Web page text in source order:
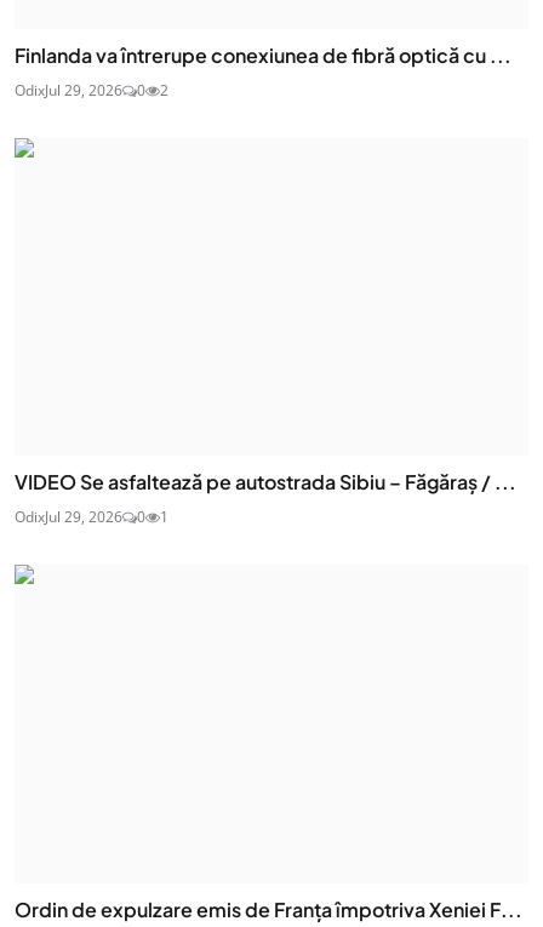
Finlanda va întrerupe conexiunea de fibră optică cu ...
OdixJul 29, 2026 0 2
VIDEO Se asfaltează pe autostrada Sibiu – Făgăraș / ...
OdixJul 29, 2026 0 1
Ordin de expulzare emis de Franța împotriva Xeniei F...